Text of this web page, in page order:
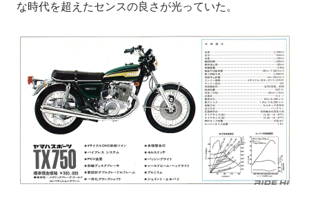
な時代を超えたセンスの良さが光っていた。